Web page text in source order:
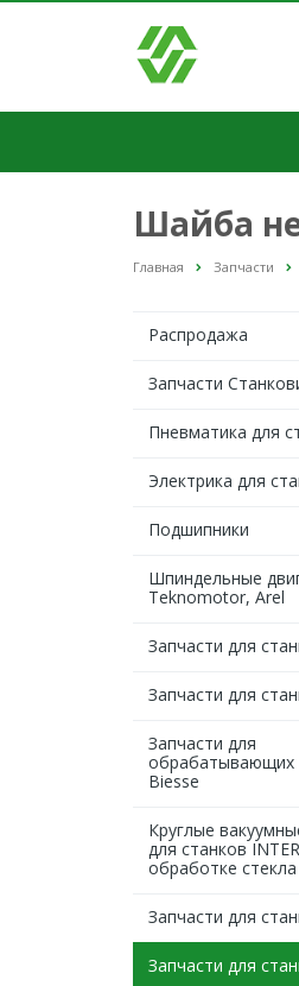
Шайба
Главная Запчасти
Распродажа
Запчасти
Пневматика для
Электрика для
Подшипники
Шпиндельные
Teknomotor, Arel
Запчасти для
Запчасти для
Запчасти для
обрабатывающих
Biesse
Круглые
для станков
обработке стекла
Запчасти для
Запчасти для